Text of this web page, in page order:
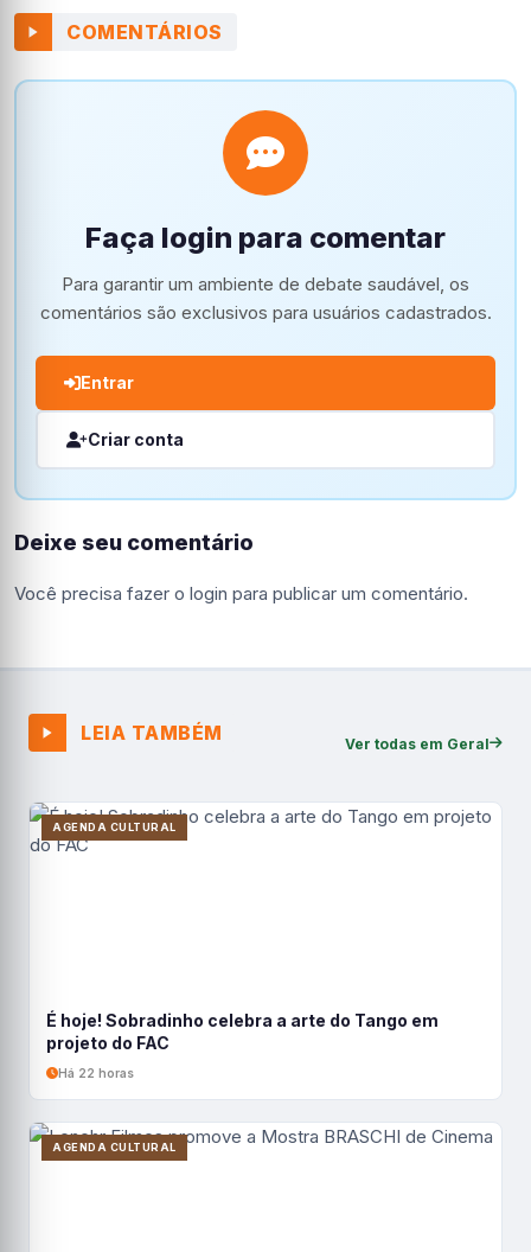
COMENTÁRIOS
Faça login para comentar
Para garantir um ambiente de debate saudável, os
comentários são exclusivos para usuários cadastrados.
Entrar
Criar conta
Deixe seu comentário
Você precisa fazer o login para publicar um comentário.
LEIA TAMBÉM Ver todas em Geral
AGENDA CULTURAL
É hoje! Sobradinho celebra a arte do Tango em
projeto do FAC
Há 22 horas
AGENDA CULTURAL